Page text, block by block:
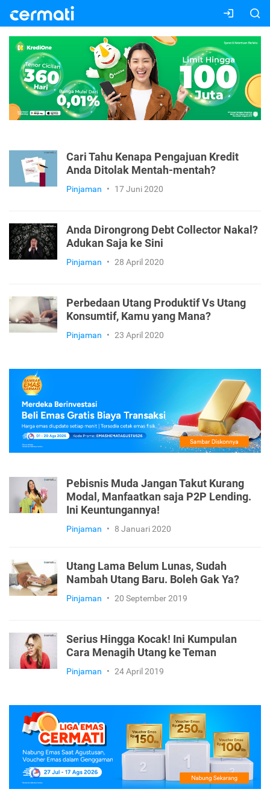
Cari Tahu Kenapa Pengajuan Kredit
Anda Ditolak Mentah-mentah?
Pinjaman • 17 Juni 2020
Anda Dirongrong Debt Collector Nakal?
Adukan Saja ke Sini
Pinjaman • 28 April 2020
Perbedaan Utang Produktif Vs Utang
Konsumtif, Kamu yang Mana?
Pinjaman • 23 April 2020
Pebisnis Muda Jangan Takut Kurang
Modal, Manfaatkan saja P2P Lending.
Ini Keuntungannya!
Pinjaman • 8 Januari 2020
Utang Lama Belum Lunas, Sudah
Nambah Utang Baru. Boleh Gak Ya?
Pinjaman • 20 September 2019
Serius Hingga Kocak! Ini Kumpulan
Cara Menagih Utang ke Teman
Pinjaman • 24 April 2019